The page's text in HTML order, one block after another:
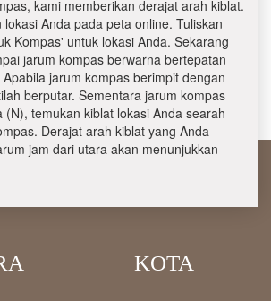
kami memberikan derajat arah kiblat.
Anda pada peta online. Tuliskan
Kompas' untuk lokasi Anda. Sekarang
jarum kompas berwarna bertepatan
jarum kompas berimpit dengan
berputar. Sementara jarum kompas
(N), temukan kiblat lokasi Anda searah
Derajat arah kiblat yang Anda
jam dari utara akan menunjukkan
KOTA